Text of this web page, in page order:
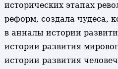
исторических этапах
реформ, создала чудеса,
в анналы истории
истории развития
истории развития